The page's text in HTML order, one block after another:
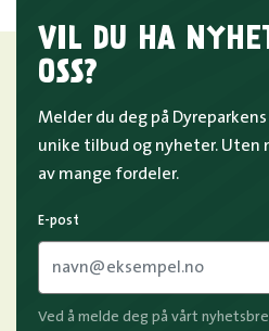
VIL DU HA
OSS?
Melder du deg på
unike tilbud og nyheter. Uten
av mange fordeler.
E-post
Ved å melde deg på vårt